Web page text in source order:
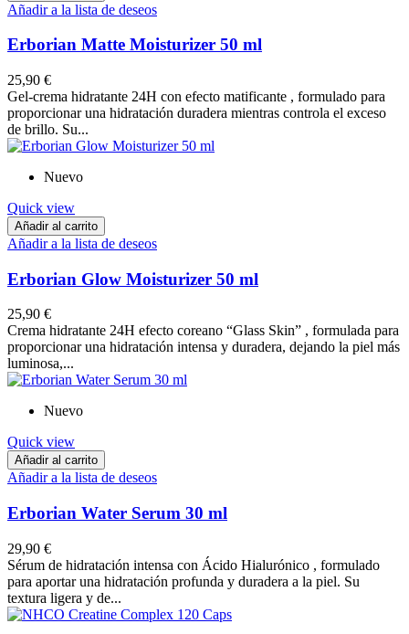
Añadir a la lista de deseos
Erborian Matte Moisturizer 50 ml
25,90 €
Gel-crema hidratante 24H con efecto matificante , formulado para
proporcionar una hidratación duradera mientras controla el exceso
de brillo. Su...
Nuevo
Quick view
Añadir al carrito
Añadir a la lista de deseos
Erborian Glow Moisturizer 50 ml
25,90 €
Crema hidratante 24H efecto coreano “Glass Skin” , formulada para
proporcionar una hidratación intensa y duradera, dejando la piel más
luminosa,...
Nuevo
Quick view
Añadir al carrito
Añadir a la lista de deseos
Erborian Water Serum 30 ml
29,90 €
Sérum de hidratación intensa con Ácido Hialurónico , formulado
para aportar una hidratación profunda y duradera a la piel. Su
textura ligera y de...